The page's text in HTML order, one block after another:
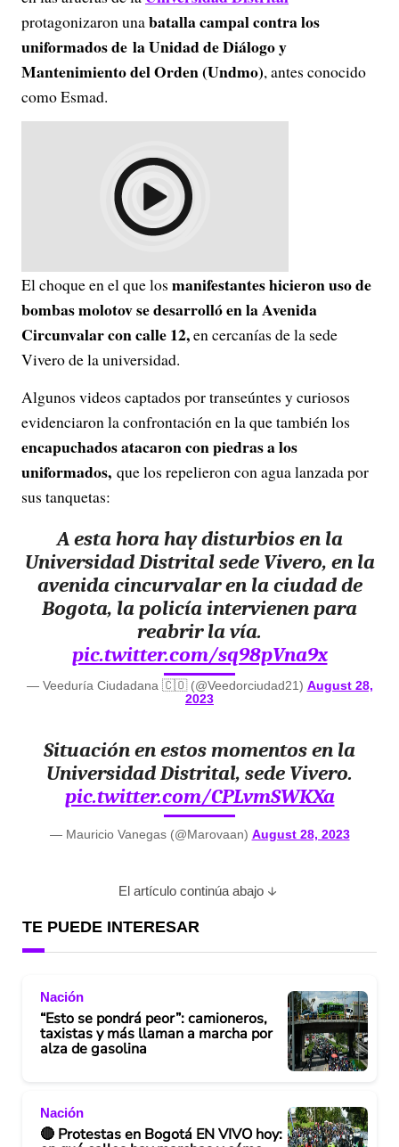
protagonizaron unabatalla campal contra los
uniformados de la Unidad de Diálogo y
Mantenimiento del Orden (Undmo), antes conocido
como Esmad.
El choque en el que los manifestantes hicieron uso de
bombas molotov se desarrolló en la Avenida
Circunvalar con calle 12,en cercanías de la sede
Vivero de la universidad.
Algunos videos captados por transeúntes y curiosos
evidenciaron la confrontación en la que también los
encapuchados atacaron con piedras a los
uniformados, que los repelieron con agua lanzada por
sus tanquetas:
A esta hora hay disturbios en la
Universidad Distrital sede Vivero, en la
avenida cincurvalar en la ciudad de
Bogota, la policía intervienen para
reabrir la vía.
pic.twitter.com/sq98pVna9x
— Veeduría Ciudadana 🇨🇴 (@Veedorciudad21) August 28,
2023
Situación en estos momentos en la
Universidad Distrital, sede Vivero.
pic.twitter.com/CPLvmSWKXa
— Mauricio Vanegas (@Marovaan) August 28, 2023
El artículo continúa abajo
TE PUEDE INTERESAR
Nación
“Esto se pondrá peor”: camioneros,
taxistas y más llaman a marcha por
alza de gasolina
Nación
🔴 Protestas en Bogotá EN VIVO hoy: